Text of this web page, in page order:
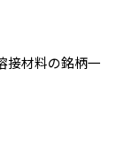
接材料の銘柄一